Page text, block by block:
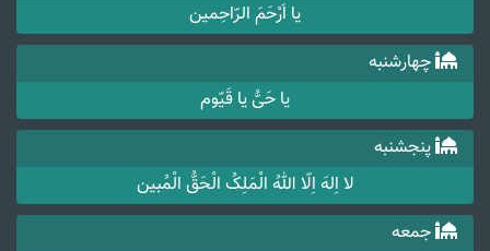
یا اَرْحَمَ الرّاحِمین
چهارشنبه
یا حَیُّ یا قَیّوم
پنجشنبه
لا اِلهَ اِلّا اللهُ الْمَلِکُ الْحَقُّ الْمُبین
جمعه